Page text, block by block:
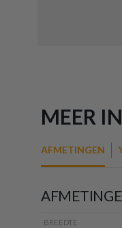
MEER
AFMETINGEN
BREEDTE